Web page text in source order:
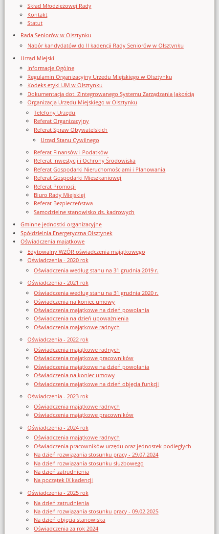
Skład Młodzieżowej Rady
Kontakt
Statut
Rada Seniorów w Olsztynku
Nabór kandydatów do II kadencji Rady Seniorów w Olsztynku
Urząd Miejski
Informacje Ogólne
Regulamin Organizacyjny Urzedu Miejskiego w Olsztynku
Kodeks etyki UM w Olsztynku
Dokumentacja dot. Zintegrowanego Systemu Zarządzania Jakością
Organizacja Urzędu Miejskiego w Olsztynku
Telefony Urzędu
Referat Organizacyjny
Referat Spraw Obywatelskich
Urząd Stanu Cywilnego
Referat Finansów i Podatków
Referat Inwestycji i Ochrony Środowiska
Referat Gospodarki Nieruchomościami i Planowania
Referat Gospodarki Mieszkaniowej
Referat Promocji
Biuro Rady Miejskiej
Referat Bezpieczeństwa
Samodzielne stanowisko ds. kadrowych
Gminne jednostki organizacyjne
Spółdzielnia Energetyczna Olsztynek
Oświadczenia majątkowe
Edytowalny WZÓR oświadczenia majątkowego
Oświadczenia - 2020 rok
Oświadczenia według stanu na 31 grudnia 2019 r.
Oświadczenia - 2021 rok
Oświadczenia według stanu na 31 grudnia 2020 r.
Oświadczenia na koniec umowy
Oświadczenia majątkowe na dzień powołania
Oświadczenia na dzień upoważnienia
Oświadczenia majątkowe radnych
Oświadczenia - 2022 rok
Oświadczenia majątkowe radnych
Oświadczenia majątkowe pracowników
Oświadczenia majątkowe na dzień powołania
Oświadczenia na koniec umowy
Oświadczenia majątkowe na dzień objęcia funkcji
Oświadczenia - 2023 rok
Oświadczenia majątkowe radnych
Oświadczenia majątkowe pracowników
Oświadczenia - 2024 rok
Oświadczenia majątkowe radnych
Oświadczenia pracowników urzędu oraz jednostek podległych
Na dzień rozwiązania stosunku pracy - 29.07.2024
Na dzień rozwiązania stosunku służbowego
Na dzień zatrudnienia
Na początek IX kadencji
Oświadczenia - 2025 rok
Na dzień zatrudnienia
Na dzień rozwiązania stosunku pracy - 09.02.2025
Na dzień objęcia stanowiska
Oświadczenia za rok 2024